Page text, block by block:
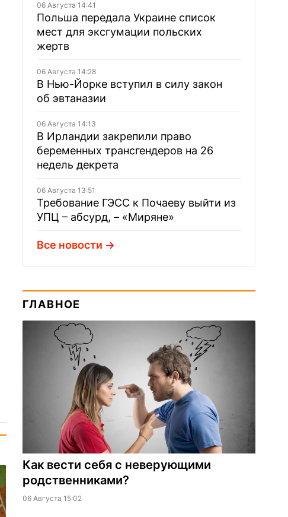
06 Августа 14:41
Польша передала Украине список
мест для эксгумации польских
жертв
06 Августа 14:28
В Нью-Йорке вступил в силу закон
об эвтаназии
06 Августа 14:13
В Ирландии закрепили право
беременных трансгендеров на 26
недель декрета
06 Августа 13:51
Требование ГЭСС к Почаеву выйти из
УПЦ – абсурд, – «Миряне»
Все новости
ГЛАВНОЕ
Как вести себя с неверующими
родственниками?
06 Августа 15:02